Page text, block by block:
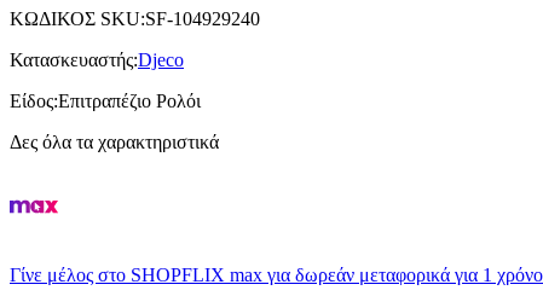
ΚΩΔΙΚΟΣ SKU:SF-104929240
Κατασκευαστής:Djeco
Είδος:Επιτραπέζιο Ρολόι
Δες όλα τα χαρακτηριστικά
Γίνε μέλος στο SHOPFLIX max για δωρεάν μεταφορικά για 1